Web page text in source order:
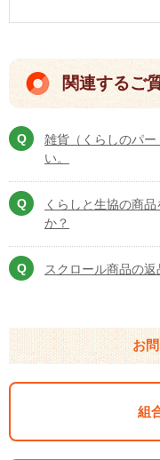
関連するご
雑貨（くらしのパ
い。
くらしと生協の商
か？
スクロール商品の返
お
組